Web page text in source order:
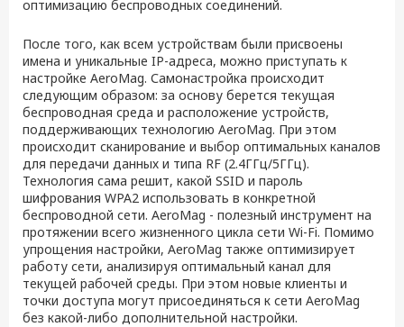
оптимизацию беспроводных соединений.
После того, как всем устройствам были присвоены
имена и уникальные IP-адреса, можно приступать к
настройке AeroMag. Самонастройка происходит
следующим образом: за основу берется текущая
беспроводная среда и расположение устройств,
поддерживающих технологию AeroMag. При этом
происходит сканирование и выбор оптимальных каналов
для передачи данных и типа RF (2.4ГГц/5ГГц).
Технология сама решит, какой SSID и пароль
шифрования WPA2 использовать в конкретной
беспроводной сети. AeroMag - полезный инструмент на
протяжении всего жизненного цикла сети Wi-Fi. Помимо
упрощения настройки, AeroMag также оптимизирует
работу сети, анализируя оптимальный канал для
текущей рабочей среды. При этом новые клиенты и
точки доступа могут присоединяться к сети AeroMag
без какой-либо дополнительной настройки.